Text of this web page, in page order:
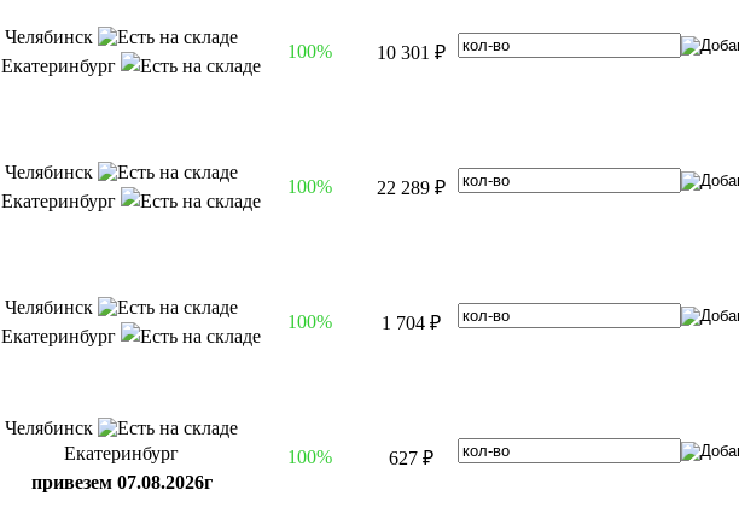
Челябинск
Екатеринбург
100% 10 301 ₽
Челябинск
Екатеринбург
100% 22 289 ₽
Челябинск
Екатеринбург
100% 1 704 ₽
Челябинск
Екатеринбург
привезем 07.08.2026г
100% 627 ₽